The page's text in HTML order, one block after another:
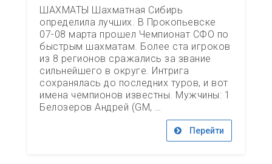
ШАХМАТЫ Шахматная Сибирь
определила лучших. В Прокопьевске
07-08 марта прошел Чемпионат СФО по
быстрым шахматам. Более ста игроков
из 8 регионов сражались за звание
сильнейшего в округе. Интрига
сохранялась до последних туров, и вот
имена чемпионов известны. Мужчины: 1
Белозеров Андрей (GM, …
Перейти